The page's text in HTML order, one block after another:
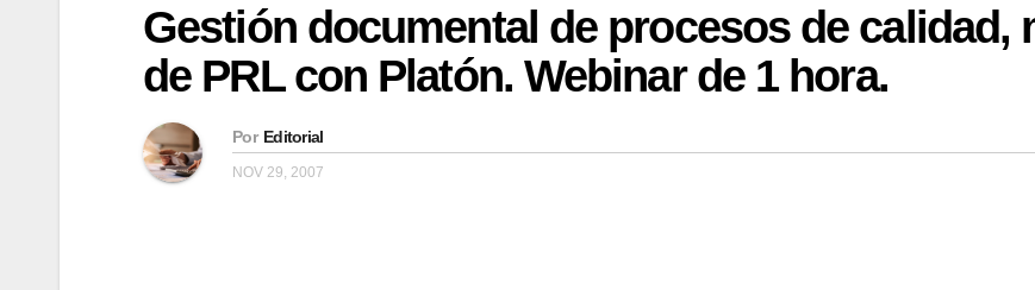
Gestión documental de procesos de calidad,
de PRL con Platón. Webinar de 1 hora.
Por Editorial
NOV 29, 2007